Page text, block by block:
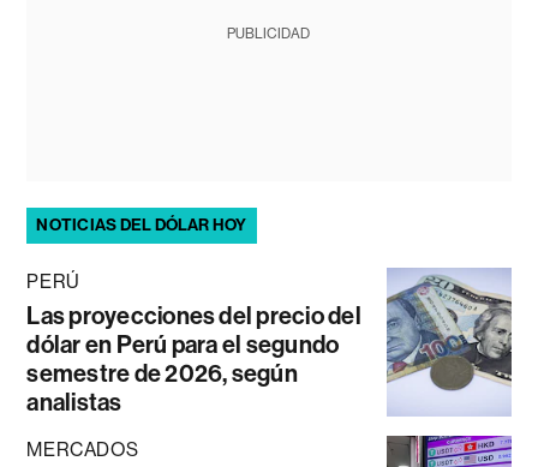
PUBLICIDAD
NOTICIAS DEL DÓLAR HOY
PERÚ
Las proyecciones del precio del
dólar en Perú para el segundo
semestre de 2026, según
analistas
MERCADOS